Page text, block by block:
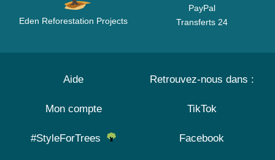
Eden Reforestation Projects
PayPal
Transferts 24
Aide
Mon compte
#StyleForTrees
Retrouvez-nous dans :
TikTok
Facebook